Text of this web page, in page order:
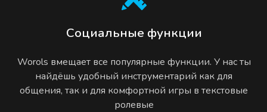
Социальные функции
Worols вмещает все популярные функции. У нас ты
найдёшь удобный инструментарий как для
общения, так и для комфортной игры в текстовые
ролевые